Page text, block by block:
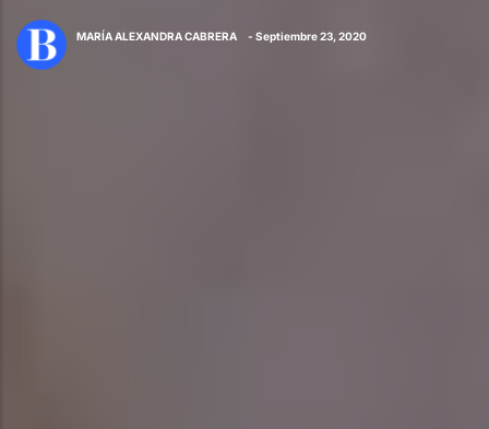
MARÍA ALEXANDRA CABRERA - Septiembre 23, 2020